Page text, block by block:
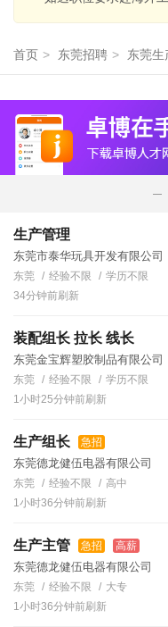
首页 > 东莞招聘 > 东莞生
生产管理
东莞市泰华玩具开发有限公司
东莞 经验不限
学历不限
34分钟前刷新
装配组长 拉长 线长
东莞金宝辉塑胶制品有限公司
东莞 经验不限
学历不限
1小时25分钟前刷新
生产组长 急招
东莞德龙健伍电器有限公司
东莞 经验不限
高中
1小时36分钟前刷新
生产主管 急招 高薪
东莞德龙健伍电器有限公司
东莞 经验不限
大专
1小时36分钟前刷新